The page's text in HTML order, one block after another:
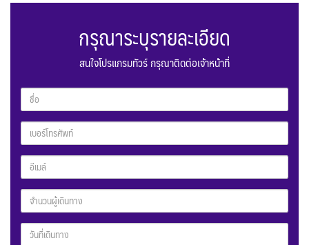
กรุณาระบุรายละเอียด
สนใจโปรแกรมทัวร์ กรุณาติดต่อเจ้าหน้าที่